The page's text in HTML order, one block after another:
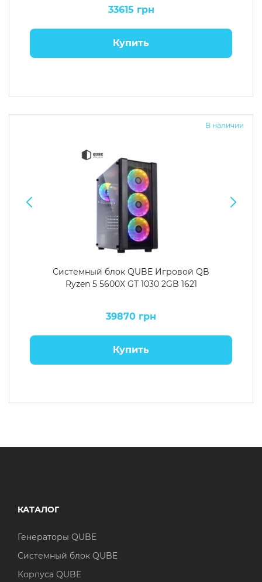
33615 грн
Купить
В наличии
Системный блок QUBE Игровой QB
Ryzen 5 5600X GT 1030 2GB 1621
39870 грн
Купить
КАТАЛОГ
Генераторы QUBE
Системный блок QUBE
Корпуса QUBE